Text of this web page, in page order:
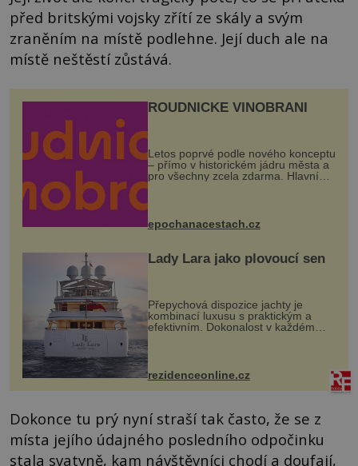
před britskými vojsky zřítí ze skály a svým
zraněním na místě podlehne. Její duch ale na
místě neštěstí zůstává.
ROUDNICKÉ VINOBRANÍ
Letos poprvé podle nového konceptu
– přímo v historickém jádru města a
pro všechny zcela zdarma. Hlavní
program se odehraje na Karlově a
mohou těšit na víno, burčák, pes...
epochanacestach.cz
Lady Lara jako plovoucí sen
Přepychová dispozice jachty je
kombinací luxusu s praktickým a
efektivním. Dokonalost v každém
detailu představuje značka Fendi
Casa, kterou byly vybaveny její
paluby. Monacký přístav nabízí
každoročn...
rezidenceonline.cz
Dokonce tu prý nyní straší tak často, že se z
místa jejího údajného posledního odpočinku
stala svatyně, kam návštěvníci chodí a doufají,